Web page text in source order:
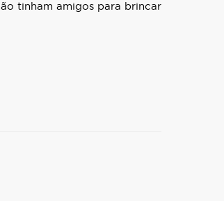
tinham amigos para brincar